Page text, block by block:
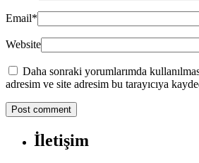
Email*
Website
Daha sonraki yorumlarımda
adresim ve site adresim bu tarayıcıya
İletişim